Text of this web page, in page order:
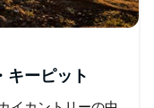
キーピット